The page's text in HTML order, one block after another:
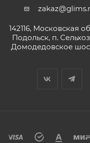
142116, Московская
Подольск, п.
Домодедовское